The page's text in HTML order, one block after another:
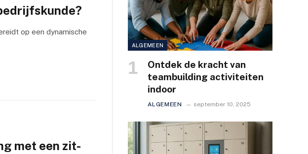
op een dynamische
met een zit-
ALGEMEEN
Ontdek de kracht van
teambuilding activiteiten
indoor
ALGEMEEN september 10, 2025